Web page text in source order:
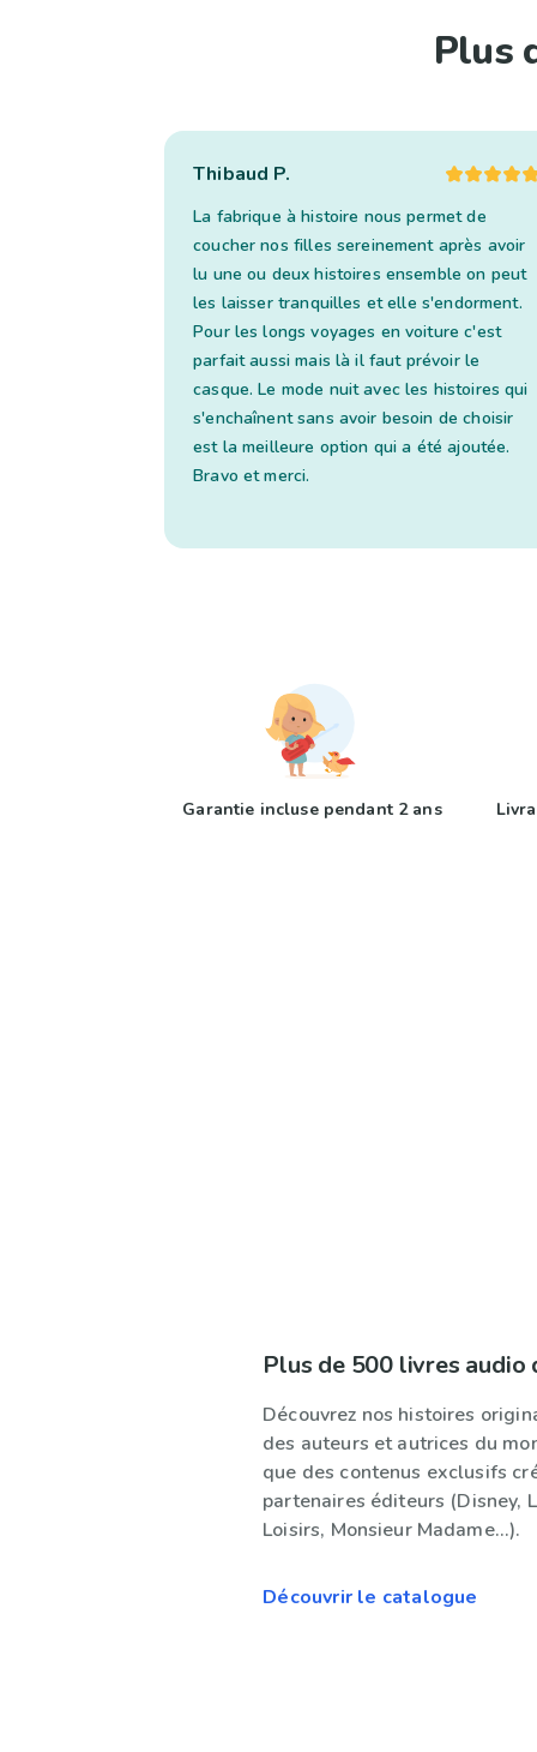
Plus
Thibaud P.
La fabrique à histoire nous permet de
coucher nos filles sereinement après avoir
lu une ou deux histoires ensemble on peut
les laisser tranquilles et elle s'endorment.
Pour les longs voyages en voiture c'est
parfait aussi mais là il faut prévoir le
casque. Le mode nuit avec les histoires qui
s'enchaînent sans avoir besoin de choisir
est la meilleure option qui a été ajoutée.
Bravo et merci.
Garantie incluse pendant 2 ans
Plus de 500 livres audio
Découvrez nos histoires
des auteurs et autrices du
que des contenus exclusifs
partenaires éditeurs (Disney,
Loisirs, Monsieur Madame...).
Découvrir le catalogue